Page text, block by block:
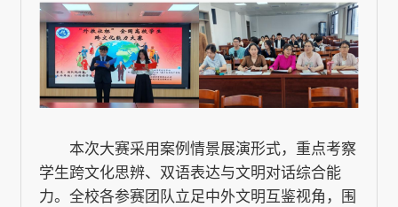
本次大赛采用案例情景展演形式，重点考察
学生跨文化思辨、双语表达与文明对话综合能
力。全校各参赛团队立足中外文明互鉴视角，围